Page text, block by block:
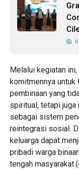
Melalui kegiatan
komitmennya
pembinaan yang
spiritual, tetapi
sebagai sistem
reintegrasi sosial.
keluarga dapat
pribadi warga
tengah